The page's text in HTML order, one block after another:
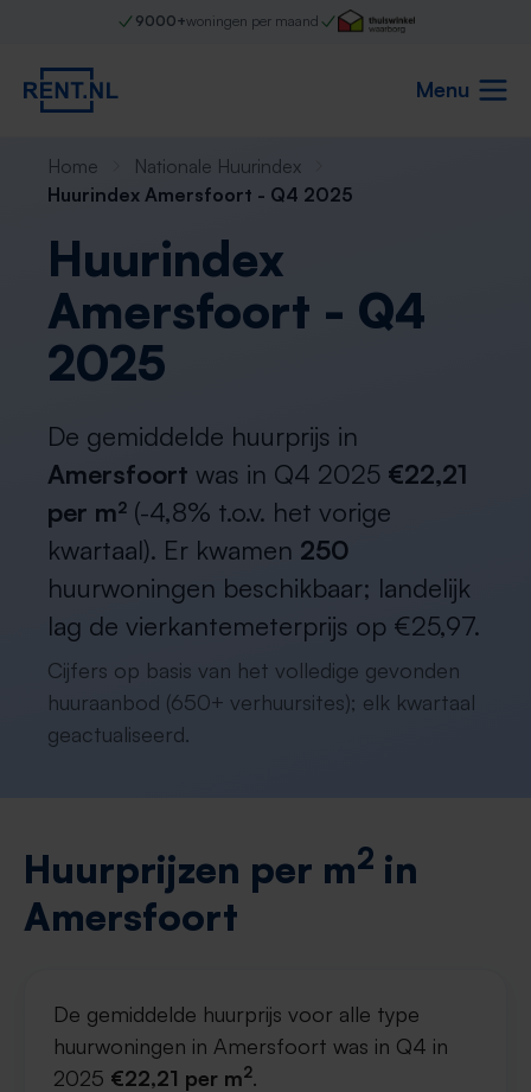
9000+woningen per maand
Menu
Home
Nationale Huurindex
Huurindex Amersfoort - Q4 2025
Huurindex
Amersfoort - Q4
2025
De gemiddelde huurprijs in
Amersfoort was in Q4 2025 €22,21
per m² (-4,8% t.o.v. het vorige
kwartaal). Er kwamen 250
huurwoningen beschikbaar; landelijk
lag de vierkantemeterprijs op €25,97.
Cijfers op basis van het volledige gevonden
huuraanbod (650+ verhuursites); elk kwartaal
geactualiseerd.
Huurprijzen per m2 in
Amersfoort
De gemiddelde huurprijs voor alle type
huurwoningen in Amersfoort was in Q4 in
2025 €22,21 per m2.